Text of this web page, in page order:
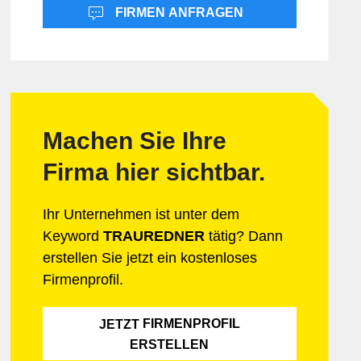
Informatik & Web
Lebensmittel
Möbel & Einrichtung
Mobilität
Schmuck & Uhren
Unternehmensberatung
FIRMEN ANFRAGEN
Machen Sie Ihre
Firma hier sichtbar.
Ihr Unternehmen ist unter dem
KeywordTRAUREDNER tätig? Dann
erstellen Sie jetzt ein kostenloses
Firmenprofil.
JETZT FIRMENPROFIL
ERSTELLEN